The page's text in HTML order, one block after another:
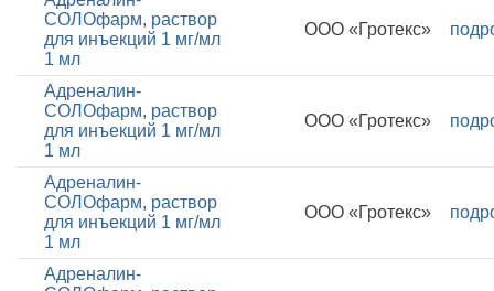
СОЛОфарм, раствор
для инъекций 1 мг/мл
1 мл
ООО «Гротекс»
Адреналин-
СОЛОфарм, раствор
для инъекций 1 мг/мл
1 мл
ООО «Гротекс»
Адреналин-
СОЛОфарм, раствор
для инъекций 1 мг/мл
1 мл
ООО «Гротекс»
Адреналин-